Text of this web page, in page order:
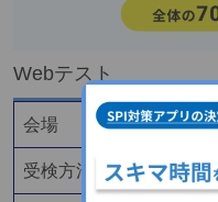
Webテスト
会場 自宅
受検方法 パソコン